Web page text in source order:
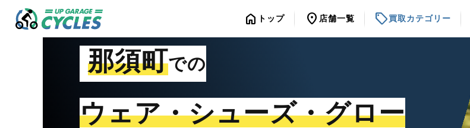
home トップ location_on 店舗一覧 sell買取カテゴリー
那須町での
ウェア・シューズ・グロー